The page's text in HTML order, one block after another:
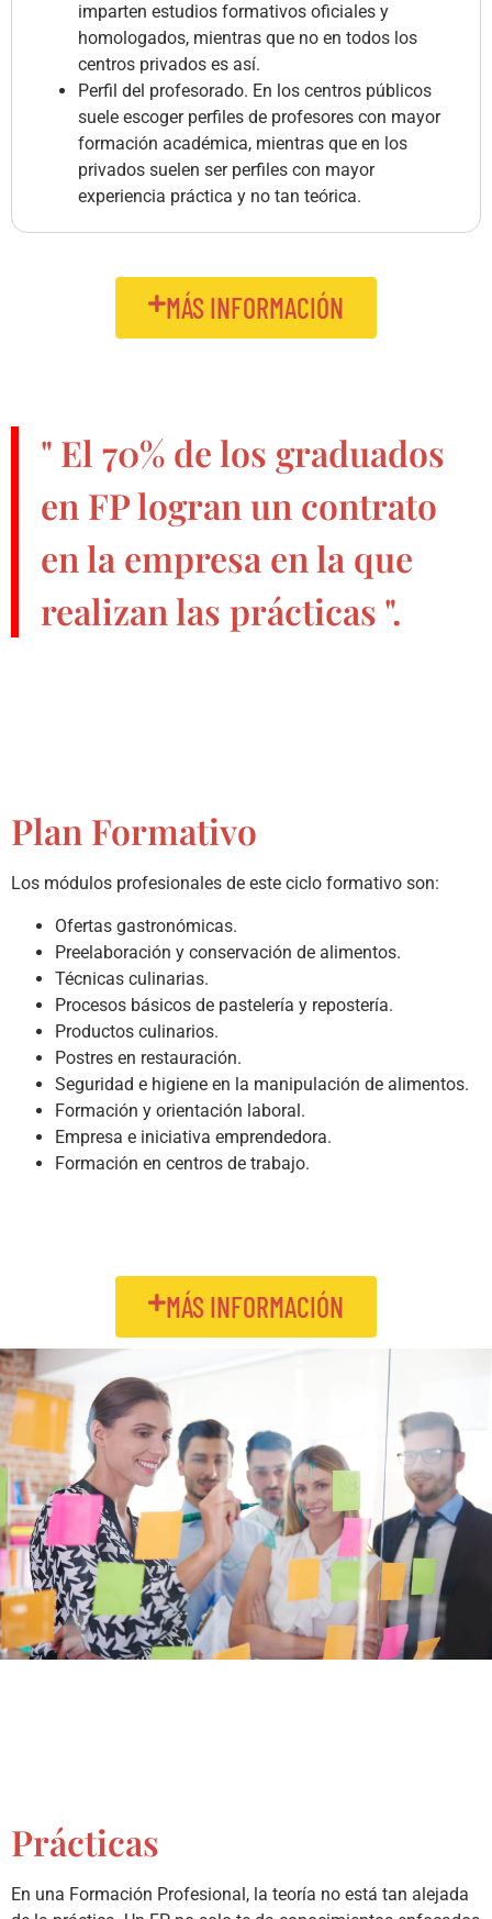
imparten estudios formativos oficiales y
homologados, mientras que no en todos los
centros privados es así.
Perfil del profesorado. En los centros públicos
suele escoger perfiles de profesores con mayor
formación académica, mientras que en los
privados suelen ser perfiles con mayor
experiencia práctica y no tan teórica.
MÁS INFORMACIÓN
" El 70% de los graduados
en FPlogran un contrato
en la empresa en la que
realizan las prácticas ".
Plan Formativo
Los módulos profesionales de este ciclo formativo son:
Ofertas gastronómicas.
Preelaboración y conservación de alimentos.
Técnicas culinarias.
Procesos básicos de pastelería y repostería.
Productos culinarios.
Postres en restauración.
Seguridad e higiene en la manipulación de alimentos.
Formación y orientación laboral.
Empresa e iniciativa emprendedora.
Formación en centros de trabajo.
MÁS INFORMACIÓN
Prácticas
En una Formación Profesional, la teoría no está tan alejada